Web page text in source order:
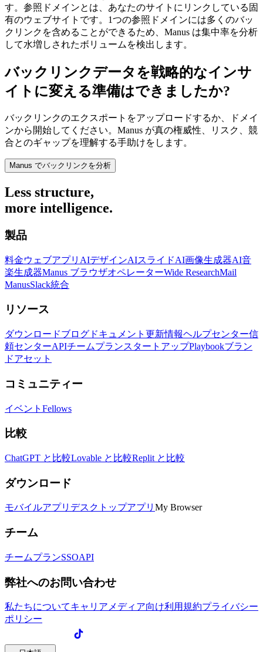
す。参照ドメインとは、あなたのサイトにリンクしている固
有のウェブサイトです。1つの参照ドメインには多くのバッ
クリンクを含めることができるため、Manus は集中率を分析
して水増しされたボリュームを検出します。
バックリンクデータを戦略的なインサ
イトに変える準備はできましたか?
バックリンクのエクスポートをアップロードするか、ドメイ
ンから開始してください。Manus が真の権威性、リスク、競
合とのギャップを理解する手助けをします。
Manus でバックリンクを分析
Less structure,
more intelligence.
製品
料金ウェブアプリ AIデザインAIスライドAI画像生成器AI音
楽生成器Manus ブラウザオペレーターWide ResearchMail
ManusSlack統合
リソース
ダウンロードブログ ドキュメント 更新情報ヘルプセンター信
頼センターAPIチームプランスタートアップPlaybookブラン
ドアセット
コミュニティー
イベント Fellows
比較
ChatGPT と比較Lovable と比較Replit と比較
ダウンロード
モバイルアプリ デスクトップアプリ My Browser
チーム
チームプランSSOAPI
弊社へのお問い合わせ
私たちについてキャリア メディア向け利用規約プライバシー
ポリシー